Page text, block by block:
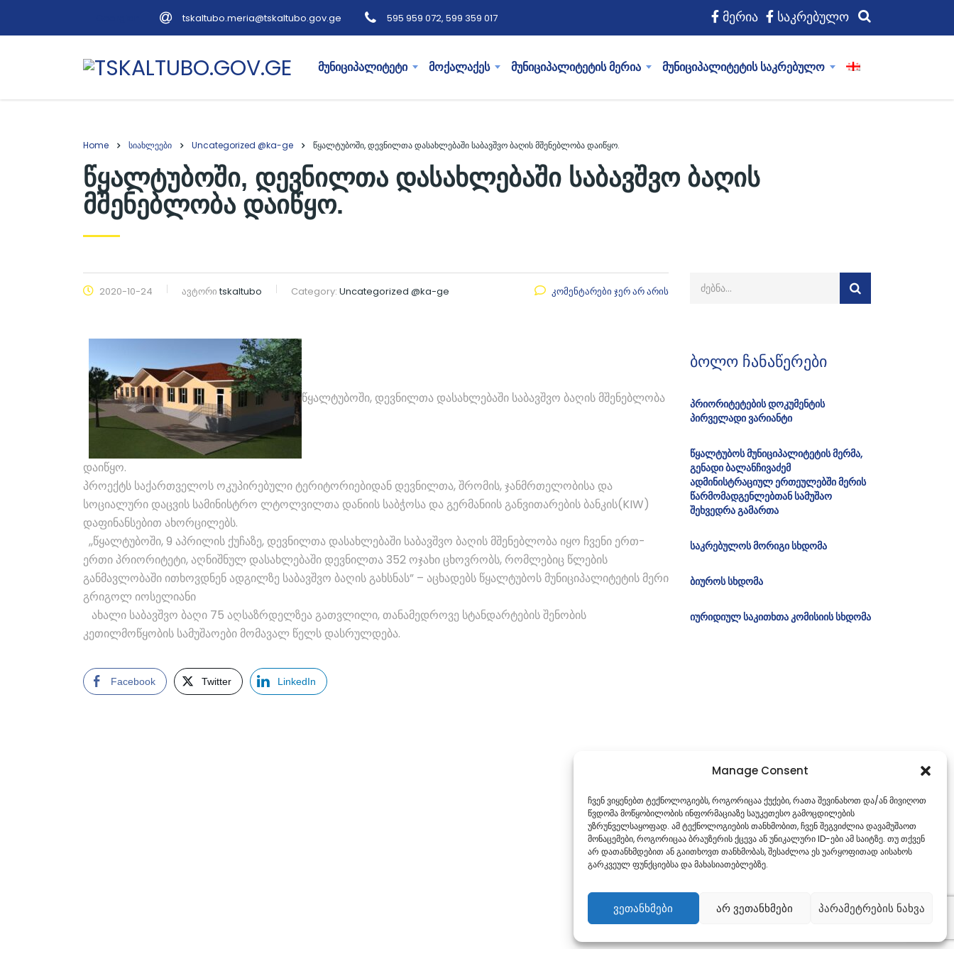
Manage Consent
ჩვენ ვიყენებთ ტექნოლოგიებს, როგორიცაა ქუქები, რათა შევინახოთ და/ან მივიღოთ
წვდომა მოწყობილობის ინფორმაციაზე საუკეთესო გამოცდილების
უზრუნველსაყოფად. ამ ტექნოლოგიების თანხმობით, ჩვენ შეგვიძლია დავამუშაოთ
მონაცემები, როგორიცაა ბრაუზერის ქცევა ან უნიკალური ID-ები ამ საიტზე. თუ თქვენ
არ დათანხმდებით ან გაითხოვთ თანხმობას, შესაძლოა ეს უარყოფითად აისახოს
გარკვეულ ფუნქციებსა და მახასიათებლებზე.
ვეთანხმები არ ვეთანხმები პარამეტრების ნახვა
tskaltubo.meria@tskaltubo.gov.ge 595 959 072, 599 359 017 მერია საკრებულო
მუნიციპალიტეტი მოქალაქეს მუნიციპალიტეტის მერია მუნიციპალიტეტის საკრებულო
Home სიახლეები Uncategorized @ka-ge წყალტუბოში, დევნილთა დასახლებაში საბავშვო ბაღის მშენებლობა დაიწყო.
წყალტუბოში, დევნილთა დასახლებაში საბავშვო ბაღის
მშენებლობა დაიწყო.
2020-10-24 ავტორიtskaltubo Category: Uncategorized @ka-ge კომენტარები ჯერ არ არის
წყალტუბოში, დევნილთა დასახლებაში საბავშვო ბაღის მშენებლობა
დაიწყო.
პროექტს საქართველოს ოკუპირებული ტერიტორიებიდან დევნილთა, შრომის, ჯანმრთელობისა და
სოციალური დაცვის სამინისტრო ლტოლვილთა დანიის საბჭოსა და გერმანიის განვითარების ბანკის(KIW)
დაფინანსებით ახორცილებს.
,,წყალტუბოში, 9 აპრილის ქუჩაზე, დევნილთა დასახლებაში საბავშვო ბაღის მშენებლობა იყო ჩვენი ერთ-
ერთი პრიორიტეტი, აღნიშნულ დასახლებაში დევნილთა 352 ოჯახი ცხოვრობს, რომლებიც წლების
განმავლობაში ითხოვდნენ ადგილზე საბავშვო ბაღის გახსნას” – აცხადებს წყალტუბოს მუნიციპალიტეტის მერი
გრიგოლ იოსელიანი
ახალი საბავშვო ბაღი 75 აღსაზრდელზეა გათვლილი, თანამედროვე სტანდარტების შენობის
კეთილმოწყობის სამუშაოები მომავალ წელს დასრულდება.
Facebook Twitter LinkedIn
ბოლო ჩანაწერები
პრიორიტეტების დოკუმენტის
პირველადი ვარიანტი
წყალტუბოს მუნიციპალიტეტის მერმა,
გენადი ბალანჩივაძემ
ადმინისტრაციულ ერთეულებში მერის
წარმომადგენლებთან სამუშაო
შეხვედრა გამართა
საკრებულოს მორიგი სხდომა
ბიუროს სხდომა
იურიდიულ საკითხთა კომისიის სხდომა